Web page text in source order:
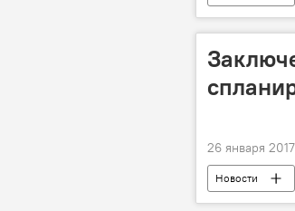
Олег Беляков
26 января
Новости
Республика